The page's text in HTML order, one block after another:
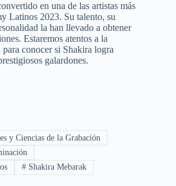
en una de las artistas más
Latinos 2023. Su talento, su
la han llevado a obtener
Estaremos atentos a la
conocer si Shakira logra
galardones.
y Ciencias de la Grabación
#Shakira Mebarak